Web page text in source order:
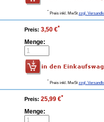
* Preis inkl. MwSt zzgl.
Preis: 3,50 €*
Menge:
* Preis inkl. MwSt zzgl.
Preis: 25,99 €*
Menge: